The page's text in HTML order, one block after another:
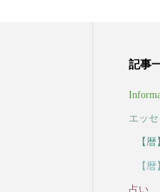
記事
エッセ
【
【
占い